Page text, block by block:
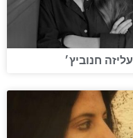
עליזה חנוביץ׳